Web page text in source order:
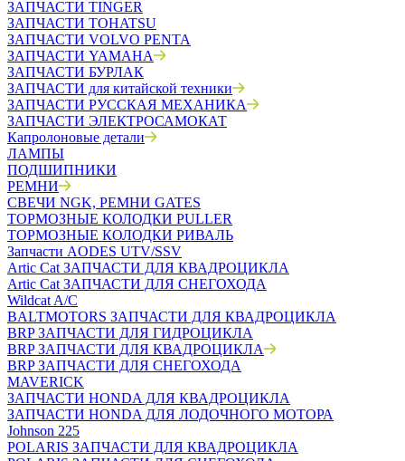
ЗАПЧАСТИ TINGER
ЗАПЧАСТИ TOHATSU
ЗАПЧАСТИ VOLVO PENTA
ЗАПЧАСТИ YAMAHA
ЗАПЧАСТИ БУРЛАК
ЗАПЧАСТИ для китайской техники
ЗАПЧАСТИ РУССКАЯ МЕХАНИКА
ЗАПЧАСТИ ЭЛЕКТРОСАМОКАТ
Капролоновые детали
ЛАМПЫ
ПОДШИПНИКИ
РЕМНИ
СВЕЧИ NGK, РЕМНИ GATES
ТОРМОЗНЫЕ КОЛОДКИ PULLER
ТОРМОЗНЫЕ КОЛОДКИ РИВАЛЬ
Запчасти AODES UTV/SSV
Artic Cat ЗАПЧАСТИ ДЛЯ КВАДРОЦИКЛА
Artic Cat ЗАПЧАСТИ ДЛЯ СНЕГОХОДА
Wildcat A/C
BALTMOTORS ЗАПЧАСТИ ДЛЯ КВАДРОЦИКЛА
BRP ЗАПЧАСТИ ДЛЯ ГИДРОЦИКЛА
BRP ЗАПЧАСТИ ДЛЯ КВАДРОЦИКЛА
BRP ЗАПЧАСТИ ДЛЯ СНЕГОХОДА
MAVERICK
ЗАПЧАСТИ HONDA ДЛЯ КВАДРОЦИКЛА
ЗАПЧАСТИ HONDA ДЛЯ ЛОДОЧНОГО МОТОРА
Johnson 225
POLARIS ЗАПЧАСТИ ДЛЯ КВАДРОЦИКЛА